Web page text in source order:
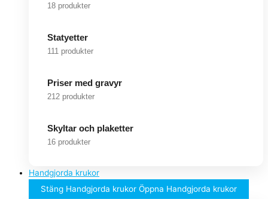
18 produkter
Statyetter
111 produkter
Priser med gravyr
212 produkter
Skyltar och plaketter
16 produkter
Handgjorda krukor
Stäng Handgjorda krukor Öppna Handgjorda krukor